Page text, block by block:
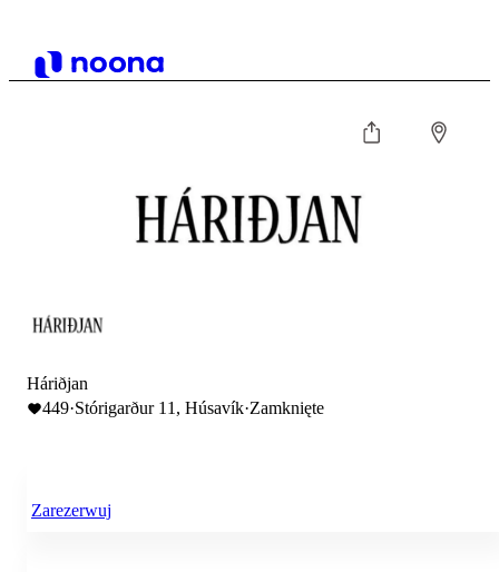
Háriðjan
449·Stórigarður 11, Húsavík·Zamknięte
Zarezerwuj